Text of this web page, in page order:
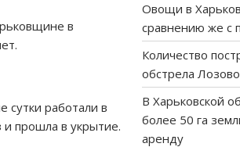
в
работали в
и прошла в укрытие.
Овощи в
сравнению же с
Количество
обстрела
В Харьковской
более 50 га
аренду